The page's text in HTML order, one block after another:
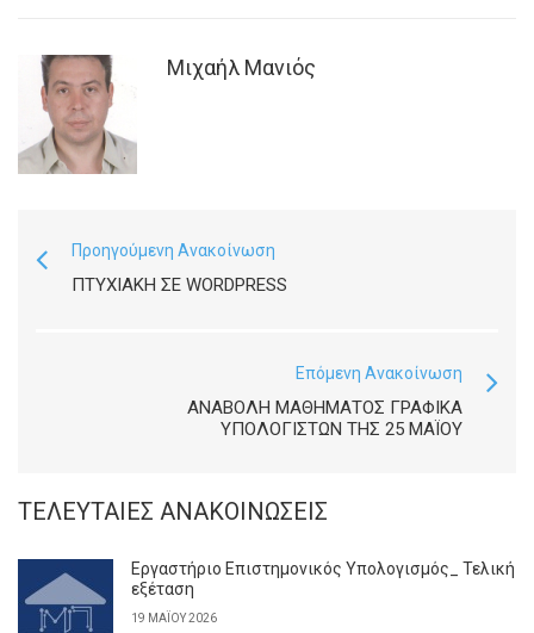
Μιχαήλ Μανιός
Προηγούμενη Ανακοίνωση
ΠΤΥΧΙΑΚΉ ΣΕ WORDPRESS
Επόμενη Ανακοίνωση
ΑΝΑΒΟΛΉ ΜΑΘΉΜΑΤΟΣ ΓΡΑΦΙΚΆ
ΥΠΟΛΟΓΙΣΤΏΝ ΤΗΣ 25 ΜΑΪ́ΟΥ
ΤΕΛΕΥΤΑΊΕΣ ΑΝΑΚΟΙΝΏΣΕΙΣ
Εργαστήριο Επιστημονικός Υπολογισμός_ Τελική
εξέταση
19 ΜΑΪ́ΟΥ 2026